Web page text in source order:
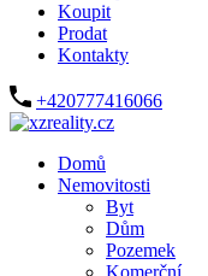
Koupit
Prodat
Kontakty
+420777416066
Domů
Nemovitosti
Byt
Dům
Pozemek
Komerční